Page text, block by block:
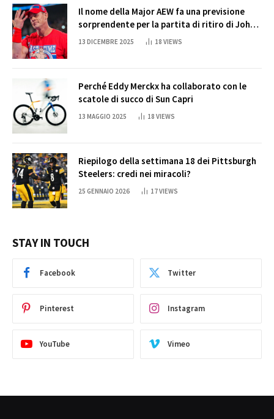
Il nome della Major AEW fa una previsione
sorprendente per la partita di ritiro di John
Cena
13 DICEMBRE 2025 18 VIEWS
Perché Eddy Merckx ha collaborato con le
scatole di succo di Sun Capri
13 MAGGIO 2025 18 VIEWS
Riepilogo della settimana 18 dei Pittsburgh
Steelers: credi nei miracoli?
25 GENNAIO 2026 17VIEWS
STAY IN TOUCH
Facebook Twitter
Pinterest Instagram
YouTube Vimeo